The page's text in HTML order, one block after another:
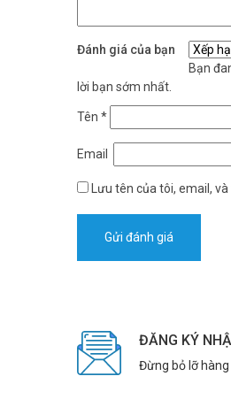
Đánh giá của bạn
Bạn
lời bạn sớm nhất.
Tên *
Email
Lưu tên của tôi, email,
ĐĂNG KÝ
Đừng bỏ lỡ